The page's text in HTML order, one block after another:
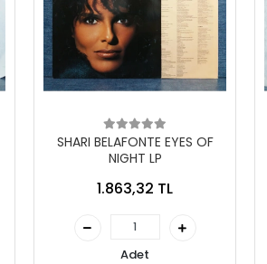
SHARI BELAFONTE EYES OF
NIGHT LP
1.863,32 TL
Adet